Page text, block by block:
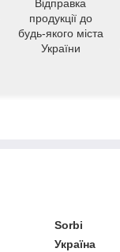
Відправка
продукції до
будь-якого міста
України
Sorbi
Україна